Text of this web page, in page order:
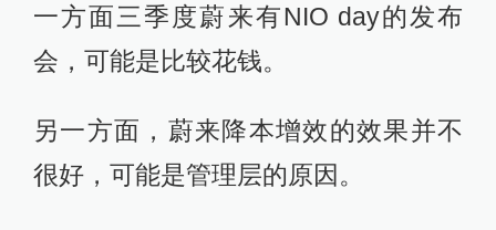
一方面三季度蔚来有NIO day的发布
会，可能是比较花钱。
另一方面，蔚来降本增效的效果并不
很好，可能是管理层的原因。